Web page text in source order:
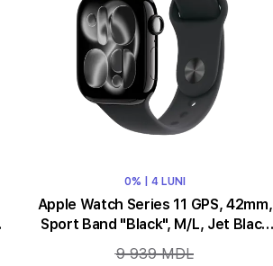
0% | 4 LUNI
Apple Watch Series 11 GPS, 42mm,
Sport Band "Black", M/L, Jet Black
Aluminium
9 939 MDL